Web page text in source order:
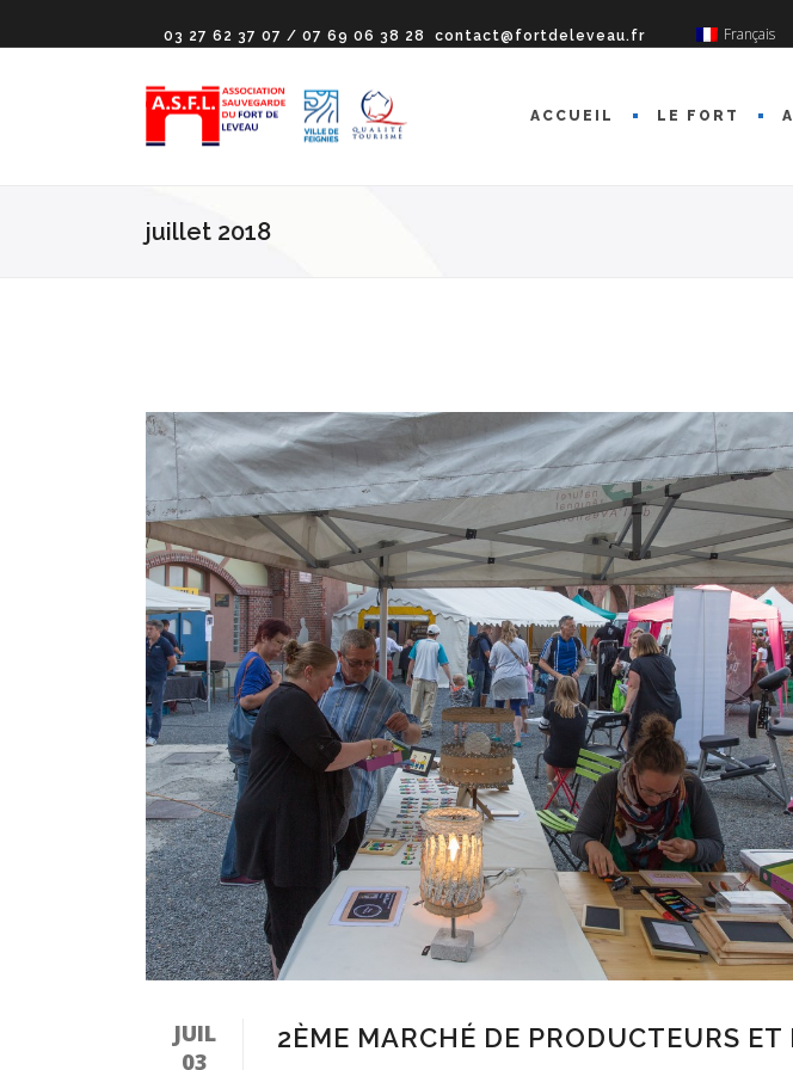
03 27 62 37 07 / 07 69 06 38 28 contact@fortdeleveau.fr Français
ACCUEIL LE FORT
juillet 2018
JUIL
03
2ÈME MARCHÉ DE PRODUCTEURS ET